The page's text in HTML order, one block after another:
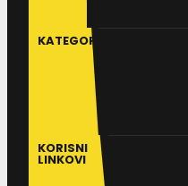
KATEGORIJE
KORISNI
LINKOVI